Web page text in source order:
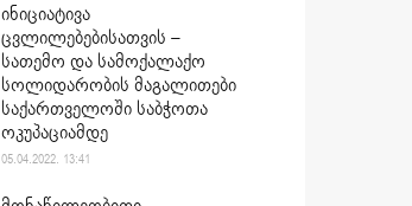
ინიციატივა
ცვლილებებისათვის –
სათემო და სამოქალაქო
სოლიდარობის მაგალითები
საქართველოში საბჭოთა
ოკუპაციამდე
05.04.2022. 13:41